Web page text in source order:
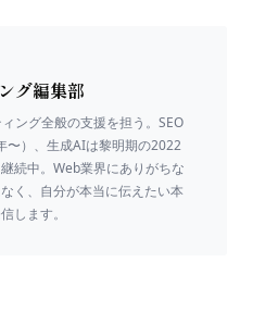
グ編集部
ング全般の支援を担う。SEO
〜）、生成AIは黎明期の2022
続中。Web業界にありがちな
く、自分が本当に伝えたい本
します。